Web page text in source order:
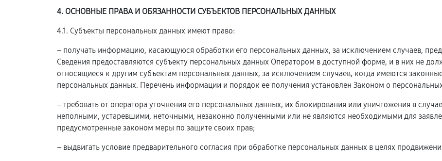
4. ОСНОВНЫЕ ПРАВА И ОБЯЗАННОСТИ СУБЪЕКТОВ ПЕРСОНАЛЬНЫХ ДАННЫХ
4.1. Субъекты персональных данных имеют право:
– получать информацию, касающуюся обработки его персональных данных, за исключением случаев,
Сведения предоставляются субъекту персональных данных Оператором в доступной форме, и в них не
относящиеся к другим субъектам персональных данных, за исключением случаев, когда имеются
персональных данных. Перечень информации и порядок ее получения установлен Законом о
– требовать от оператора уточнения его персональных данных, их блокирования или уничтожения в
неполными, устаревшими, неточными, незаконно полученными или не являются необходимыми для
предусмотренные законом меры по защите своих прав;
– выдвигать условие предварительного согласия при обработке персональных данных в целях